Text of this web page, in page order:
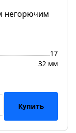
негорючим
17
32 мм
Купить